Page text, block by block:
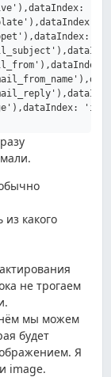
какого
не трогаем
мы можем
будет
Я
image.